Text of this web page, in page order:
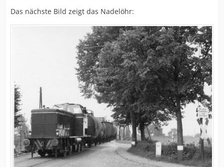
Das nächste Bild zeigt das Nadelöhr: